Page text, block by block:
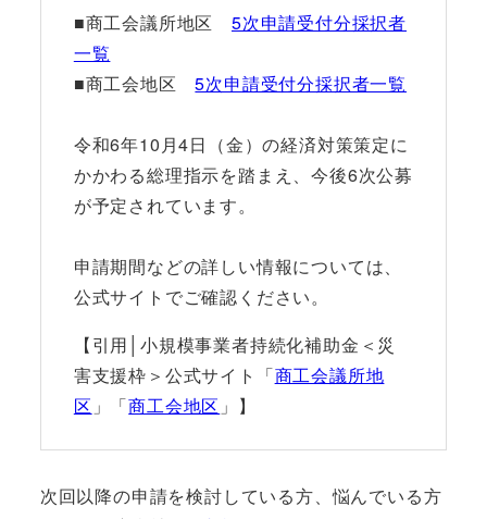
■商工会議所地区 5次申請受付分採択者
一覧
■商工会地区5次申請受付分採択者一覧
令和6年10月4日（金）の経済対策策定に
かかわる総理指示を踏まえ、今後6次公募
が予定されています。
申請期間などの詳しい情報については、
公式サイトでご確認ください。
【引用│小規模事業者持続化補助金＜災
害支援枠＞公式サイト「商工会議所地
区 」「商工会地区 」】
次回以降の申請を検討している方、悩んでいる方